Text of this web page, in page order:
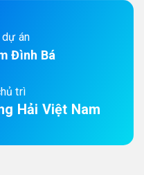
dự án
Đình Bá
trì
Hải Việt Nam